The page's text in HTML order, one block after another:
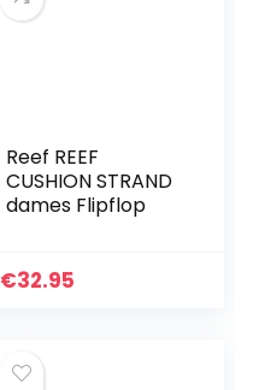
Reef REEF
CUSHION STRAND
dames Flipflop
€32.95